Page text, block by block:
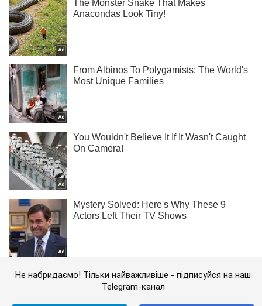
Не набридаємо! Тільки найважливіше - підписуйся на наш
Telegram-канал